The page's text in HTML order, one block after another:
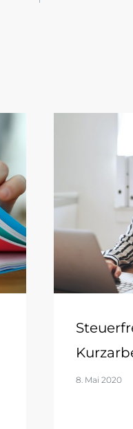
8. Mai 2020